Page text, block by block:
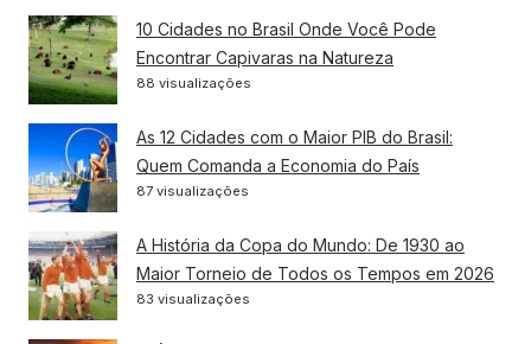
10 Cidades no Brasil Onde Você Pode
Encontrar Capivaras na Natureza
88 visualizações
As 12 Cidades com o Maior PIB do Brasil:
Quem Comanda a Economia do País
87 visualizações
A História da Copa do Mundo: De 1930 ao
Maior Torneio de Todos os Tempos em 2026
83 visualizações